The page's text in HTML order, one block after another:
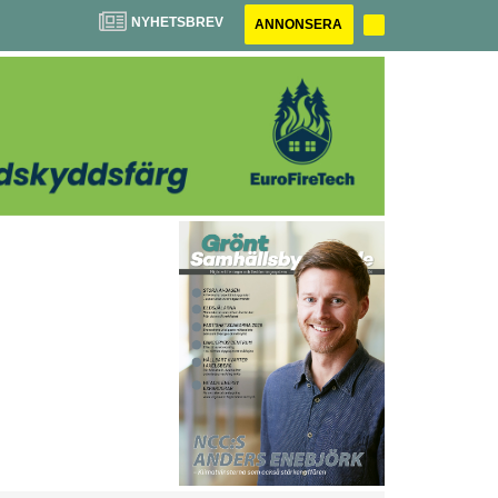
NYHETSBREV ANNONSERA